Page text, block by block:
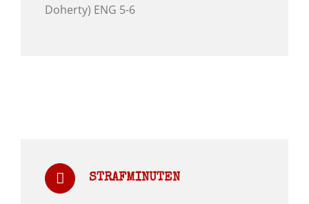
Doherty) ENG 5-6
STRAFMINUTEN